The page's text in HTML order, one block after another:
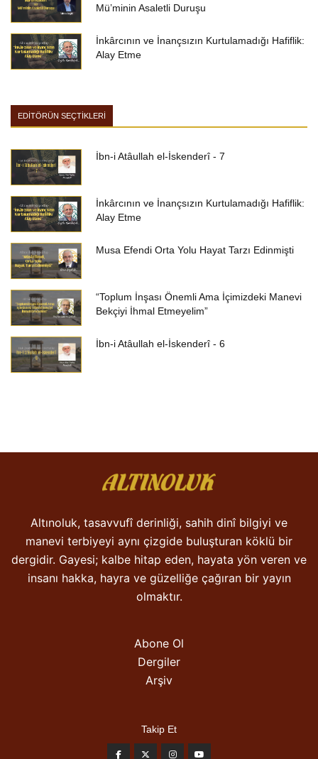
Mü’minin Asaletli Duruşu
İnkârcının ve İnançsızın Kurtulamadığı Hafiflik:
Alay Etme
EDİTÖRÜN SEÇTİKLERİ
İbn-i Atâullah el-İskenderî - 7
İnkârcının ve İnançsızın Kurtulamadığı Hafiflik:
Alay Etme
Musa Efendi Orta Yolu Hayat Tarzı Edinmişti
“Toplum İnşası Önemli Ama İçimizdeki Manevi
Bekçiyi İhmal Etmeyelim”
İbn-i Atâullah el-İskenderî - 6
Altınoluk, tasavvufî derinliği, sahih dinî bilgiyi ve
manevi terbiyeyi aynı çizgide buluşturan köklü bir
dergidir. Gayesi; kalbe hitap eden, hayata yön veren ve
insanı hakka, hayra ve güzelliğe çağıran bir yayın
olmaktır.
Abone Ol
Dergiler
Arşiv
Takip Et